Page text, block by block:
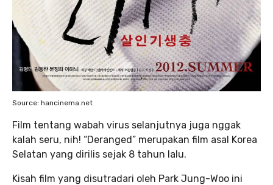
Source: hancinema.net
Film tentang wabah virus selanjutnya juga nggak
kalah seru, nih! “Deranged” merupakan film asal Korea
Selatan yang dirilis sejak 8 tahun lalu.
Kisah film yang disutradari oleh Park Jung-Woo ini